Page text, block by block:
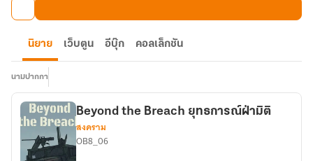
นิยาย เว็บตูน อีบุ๊ก คอลเล็กชัน
นามปากกา
Beyond the Breach ยุทธการณ์ฝ่ามิติ
สงคราม
OB8_06